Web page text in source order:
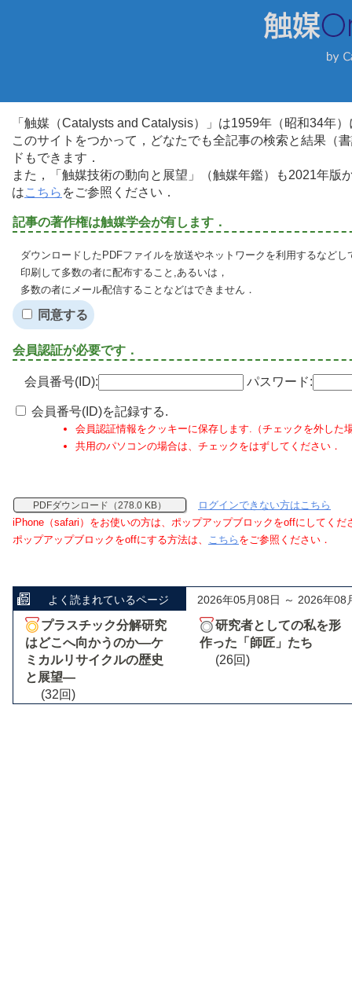
「触媒（Catalysts and Catalysis）」は1959年（昭和34年
このサイトをつかって，どなたでも全記事の検索と結果（
ドもできます．
また，「触媒技術の動向と展望」（触媒年鑑）も2021年
はこちら をご参照ください．
記事の著作権は触媒学会が有します．
ダウンロードしたPDFファイルを放送やネットワークを利用するなど
印刷して多数の者に配布すること,あるいは，
多数の者にメール配信することなどはできません．
同意する
会員認証が必要です．
会員番号(ID): パスワード:
会員番号(ID)を記録する.
会員認証情報をクッキーに保存します.（チェックを外した
共用のパソコンの場合は、チェックをはずしてください．
PDFダウンロード（278.0 KB）
ログインできない方はこちら
iPhone（safari）をお使いの方は、ポップアップブロックをoffにしてくだ
ポップアップブロックをoffにする方法は、 こちら をご参照ください．
よく読まれているページ 2026年05月08日 ～ 2026年08
プラスチック分解研究
はどこへ向かうのか―ケ
ミカルリサイクルの歴史
と展望―
(32回)
研究者としての私を形
作った「師匠」たち
(26回)